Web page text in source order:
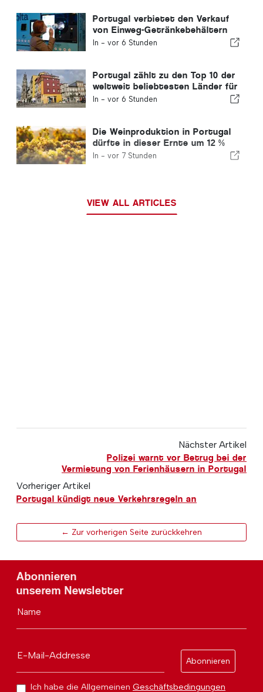
Portugal verbietet den Verkauf
von Einweg-Getränkebehältern
ohne Volta-Kennzeichnung
In - vor 6 Stunden
Portugal zählt zu den Top 10 der
weltweit beliebtesten Länder für
Auswanderer
In - vor 6 Stunden
Die Weinproduktion in Portugal
dürfte in dieser Ernte um 12 %
steigen
In - vor 7 Stunden
VIEW ALL ARTICLES
Nächster Artikel
Polizei warnt vor Betrug bei der
Vermietung von Ferienhäusern in Portugal
Vorheriger Artikel
Portugal kündigt neue Verkehrsregeln an
← Zur vorherigen Seite zurückkehren
Abonnieren
unserem Newsletter
Name
E-Mail-Addresse
Abonnieren
Ich habe die Allgemeinen Geschäftsbedingungen